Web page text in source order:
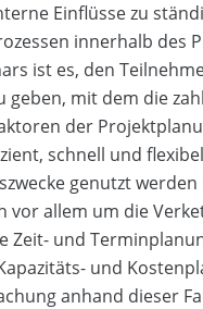
Einflüsse zu
innerhalb des
ist es, den
geben, mit dem die
der
schnell und
genutzt werden
vor allem um die
Zeit- und
und
anhand dieser